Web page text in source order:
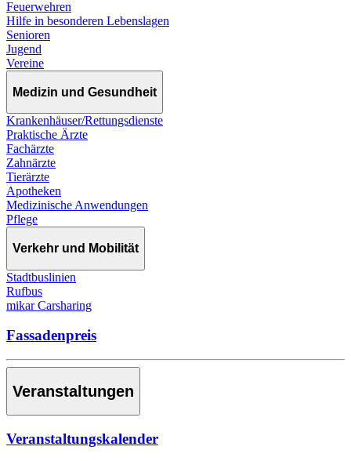
Feuerwehren
Hilfe in besonderen Lebenslagen
Senioren
Jugend
Vereine
Medizin und Gesundheit
Krankenhäuser/Rettungsdienste
Praktische Ärzte
Fachärzte
Zahnärzte
Tierärzte
Apotheken
Medizinische Anwendungen
Pflege
Verkehr und Mobilität
Stadtbuslinien
Rufbus
mikar Carsharing
Fassadenpreis
Veranstaltungen
Veranstaltungskalender